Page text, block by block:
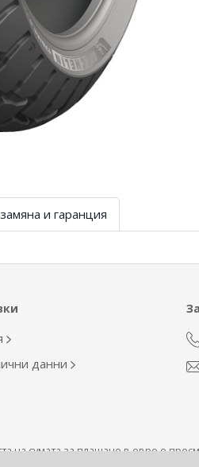
и гаранция
данни
на сумата за плащане в евро е